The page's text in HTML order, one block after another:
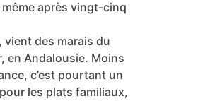
La cuisson y est plus
plus dense, l’absorption
Concrètement, ça
céréale tolère mieux
ce qui la rend
arroces caldosos ou les